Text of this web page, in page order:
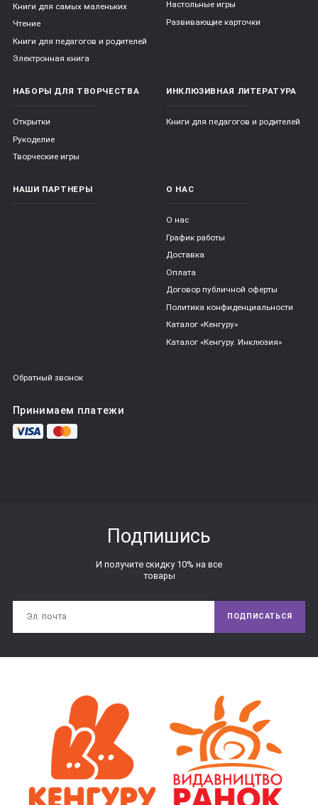
Книги для самых маленьких
Чтение
Книги для педагогов и родителей
Электронная книга
Настольные игры
Развивающие карточки
НАБОРЫ ДЛЯ ТВОРЧЕСТВА
Открытки
Рукоделие
Творческие игры
ИНКЛЮЗИВНАЯ ЛИТЕРАТУРА
Книги для педагогов и родителей
НАШИ ПАРТНЕРЫ О НАС
О нас
График работы
Доставка
Оплата
Договор публичной оферты
Политика конфиденциальности
Каталог «Кенгуру»
Каталог «Кенгуру. Инклюзия»
Обратный звонок
Принимаем платежи
Подпишись
И получите скидку 10% на все
товары
ПОДПИСАТЬСЯ